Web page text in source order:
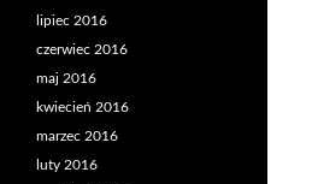
lipiec 2016
czerwiec 2016
maj 2016
kwiecień 2016
marzec 2016
luty 2016